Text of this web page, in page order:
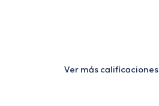
Ver más calificaciones